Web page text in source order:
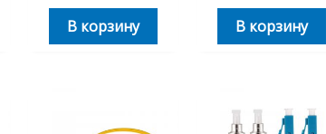
В корзину В корзину